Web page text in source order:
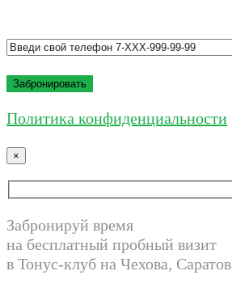
Политика конфиденциальности
×
Забронируй время
на бесплатный пробный визит
в Тонус-клуб на Чехова, Саратов